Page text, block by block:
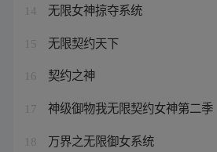
14 无限女神掠夺系统
15 无限契约天下
16 契约之神
17 神级御物我无限契约女神第二季
18 万界之无限御女系统